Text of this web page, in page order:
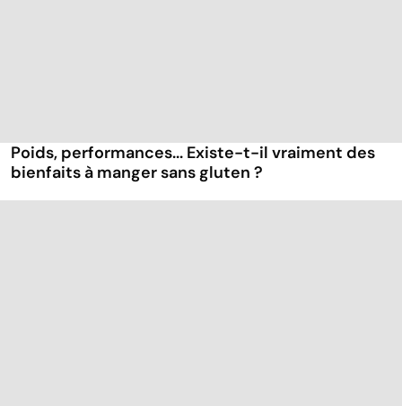
Poids, performances... Existe-t-il vraiment des
bienfaits à manger sans gluten ?